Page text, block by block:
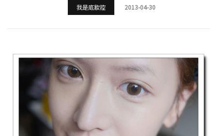
我是底妝控 2013-04-30